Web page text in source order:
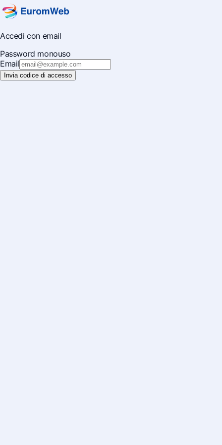
Accedi con email
Password monouso
Email
Invia codice di accesso